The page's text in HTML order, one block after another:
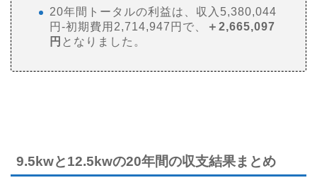
20年間トータルの利益は、収入5,380,044
円-初期費用2,714,947円で、
＋2,665,097
円 となりました。
9.5kwと12.5kwの20年間の収支結果まとめ